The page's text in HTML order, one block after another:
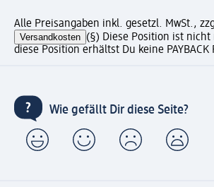
Alle Preisangaben inkl. gesetzl. MwSt.,
Versandkosten (§) Diese Position ist nicht
diese Position erhältst Du keine PAYBACK
Wie gefällt Dir diese Seite?